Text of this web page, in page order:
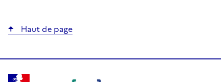
Haut de page